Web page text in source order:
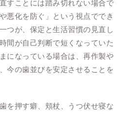
すことには踏み切れない場合で
悪化を防ぐ」という視点ででき
つが、保定と生活習慣の見直し
間が自己判断で短くなっていた
になっている場合は、再作製や
今の歯並びを安定させることを
を押す癖、頬杖、うつ伏せ寝な